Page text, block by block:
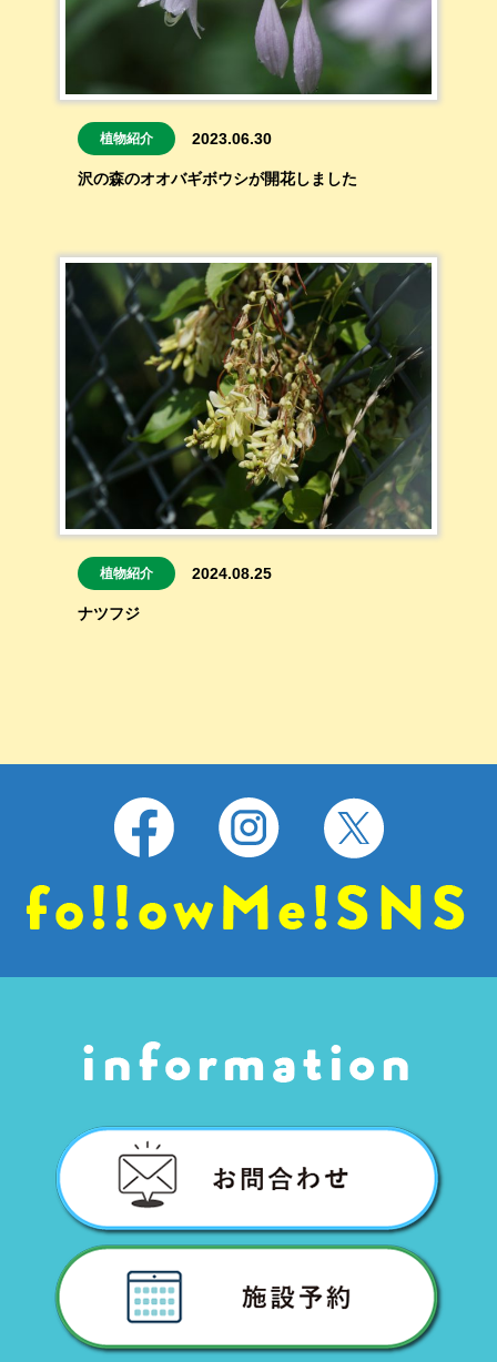
植物紹介 2023.06.30
沢の森のオオバギボウシが開花しました
植物紹介 2024.08.25
ナツフジ